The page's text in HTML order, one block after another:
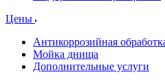
Цены
Антикоррозийная
Мойка днища
Дополнительные услуги